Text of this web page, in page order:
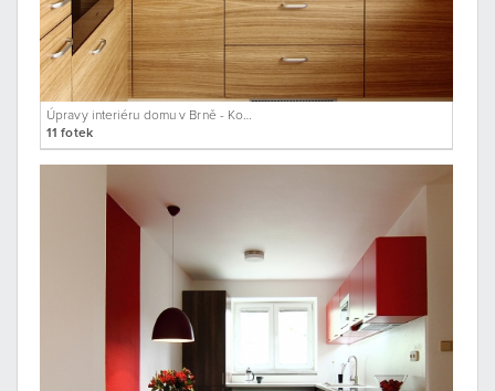
Úpravy interiéru domu v Brně - Kohoutovicích
11 fotek